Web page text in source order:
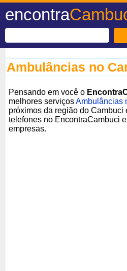
encontra
Ambulâncias no
Pensando em você o
melhores serviçosAmbulâncias
próximos da região do Cambuci
telefones no EncontraCambuci
empresas.